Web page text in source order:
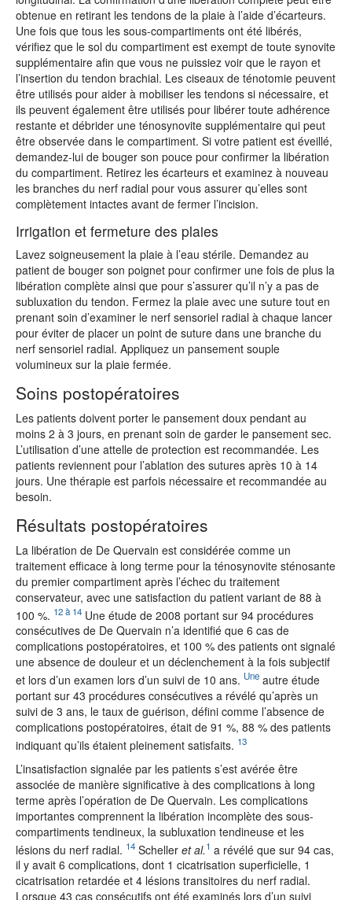
obtenue en retirant les tendons de la plaie à l’aide d’écarteurs.
Une fois que tous les sous-compartiments ont été libérés,
vérifiez que le sol du compartiment est exempt de toute synovite
supplémentaire afin que vous ne puissiez voir que le rayon et
l’insertion du tendon brachial. Les ciseaux de ténotomie peuvent
être utilisés pour aider à mobiliser les tendons si nécessaire, et
ils peuvent également être utilisés pour libérer toute adhérence
restante et débrider une ténosynovite supplémentaire qui peut
être observée dans le compartiment. Si votre patient est éveillé,
demandez-lui de bouger son pouce pour confirmer la libération
du compartiment. Retirez les écarteurs et examinez à nouveau
les branches du nerf radial pour vous assurer qu’elles sont
complètement intactes avant de fermer l’incision.
Irrigation et fermeture des plaies
Lavez soigneusement la plaie à l’eau stérile. Demandez au
patient de bouger son poignet pour confirmer une fois de plus la
libération complète ainsi que pour s’assurer qu’il n’y a pas de
subluxation du tendon. Fermez la plaie avec une suture tout en
prenant soin d’examiner le nerf sensoriel radial à chaque lancer
pour éviter de placer un point de suture dans une branche du
nerf sensoriel radial. Appliquez un pansement souple
volumineux sur la plaie fermée.
Soins postopératoires
Les patients doivent porter le pansement doux pendant au
moins 2 à 3 jours, en prenant soin de garder le pansement sec.
L’utilisation d’une attelle de protection est recommandée. Les
patients reviennent pour l’ablation des sutures après 10 à 14
jours. Une thérapie est parfois nécessaire et recommandée au
besoin.
Résultats postopératoires
La libération de De Quervain est considérée comme un
traitement efficace à long terme pour la ténosynovite sténosante
du premier compartiment après l’échec du traitement
conservateur, avec une satisfaction du patient variant de 88 à
100 %. 12 à 14 Une étude de 2008 portant sur 94 procédures
consécutives de De Quervain n’a identifié que 6 cas de
complications postopératoires, et 100 % des patients ont signalé
une absence de douleur et un déclenchement à la fois subjectif
et lors d’un examen lors d’un suivi de 10 ans. Une autre étude
portant sur 43 procédures consécutives a révélé qu’après un
suivi de 3 ans, le taux de guérison, défini comme l’absence de
complications postopératoires, était de 91 %, 88 % des patients
indiquant qu’ils étaient pleinement satisfaits. 13
L’insatisfaction signalée par les patients s’est avérée être
associée de manière significative à des complications à long
terme après l’opération de De Quervain. Les complications
importantes comprennent la libération incomplète des sous-
compartiments tendineux, la subluxation tendineuse et les
lésions du nerf radial. 14 Scheller et al.1 a révélé que sur 94 cas,
il y avait 6 complications, dont 1 cicatrisation superficielle, 1
cicatrisation retardée et 4 lésions transitoires du nerf radial.
Lorsque 43 cas consécutifs ont été examinés lors d’un suivi